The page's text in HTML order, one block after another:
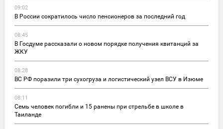
09:02
В России сократилось число пенсионеров за последний год
08:45
В Госдуме рассказали о новом порядке получения квитанций за
ЖКУ
08:28
ВС РФ поразили три сухогруза и логистический узел ВСУ в Изюме
08:11
Семь человек погибли и 15 ранены при стрельбе в школе в
Таиланде